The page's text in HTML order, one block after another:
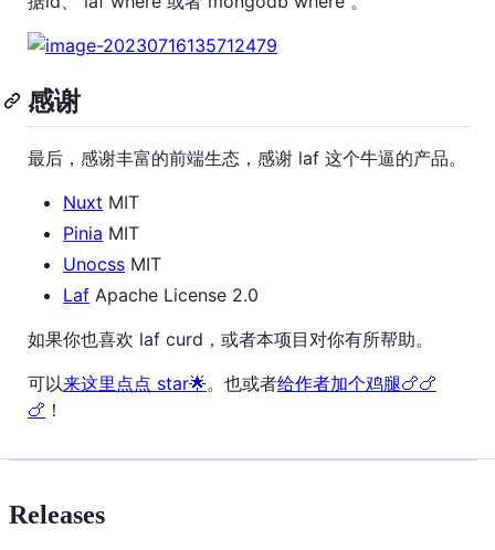
感谢
最后，感谢丰富的前端生态，感谢 laf 这个牛逼的产品。
Nuxt MIT
Pinia MIT
Unocss MIT
Laf Apache License 2.0
如果你也喜欢 laf curd，或者本项目对你有所帮助。
可以来这里点点 star🌟。也或者给作者加个鸡腿🍗🍗
🍗 ！
Releases